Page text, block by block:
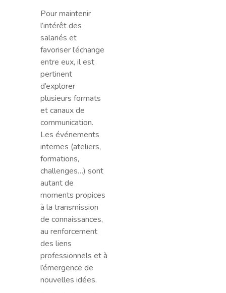
Pour maintenir
l’intérêt des
salariés et
favoriser l’échange
entre eux, il est
pertinent
d’explorer
plusieurs formats
et canaux de
communication.
Les événements
internes (ateliers,
formations,
challenges…) sont
autant de
moments propices
à la transmission
de connaissances,
au renforcement
des liens
professionnels et à
l’émergence de
nouvelles idées.